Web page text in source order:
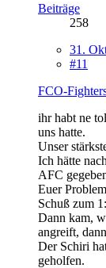
Beiträge
258
31.
#11
FCO-
ihr habt ne
uns hatte.
Unser
Ich hätte
AFC
Euer
Schuß zum
Dann kam,
angreift,
Der Schiri
geholfen.